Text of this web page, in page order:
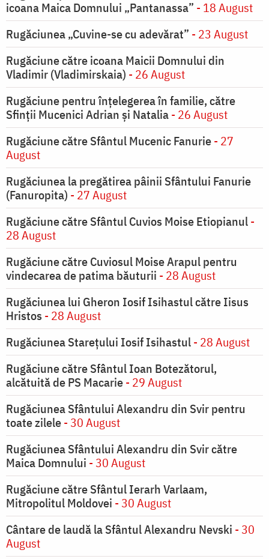
icoana Maica Domnului „Pantanassa” - 18 August
Rugăciunea „Cuvine-se cu adevărat” - 23 August
Rugăciune către icoana Maicii Domnului din
Vladimir (Vladimirskaia) - 26 August
Rugăciune pentru înţelegerea în familie, către
Sfinţii Mucenici Adrian şi Natalia- 26 August
Rugăciune către Sfântul Mucenic Fanurie- 27
August
Rugăciunea la pregătirea pâinii Sfântului Fanurie
(Fanuropita) - 27 August
Rugăciune către Sfântul Cuvios Moise Etiopianul-
28 August
Rugăciune către Cuviosul Moise Arapul pentru
vindecarea de patima băuturii - 28 August
Rugăciunea lui Gheron Iosif Isihastul către Iisus
Hristos - 28 August
Rugăciunea Starețului Iosif Isihastul- 28 August
Rugăciune către Sfântul Ioan Botezătorul,
alcătuită de PS Macarie- 29 August
Rugăciunea Sfântului Alexandru din Svir pentru
toate zilele- 30 August
Rugăciunea Sfântului Alexandru din Svir către
Maica Domnului - 30 August
Rugăciune către Sfântul Ierarh Varlaam,
Mitropolitul Moldovei - 30 August
Cântare de laudă la Sfântul Alexandru Nevski - 30
August